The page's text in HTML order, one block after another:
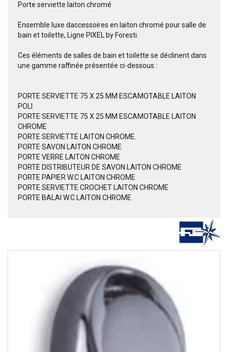
Porte serviette laiton chromé
Ensemble luxe daccessoires en laiton chromé pour salle de
bain et toilette, Ligne PIXEL by Foresti.
Ces éléments de salles de bain et toilette se déclinent dans
une gamme raffinée présentée ci-dessous :
PORTE SERVIETTE 75 X 25 MM ESCAMOTABLE LAITON
POLI
PORTE SERVIETTE 75 X 25 MM ESCAMOTABLE LAITON
CHROME
PORTE SERVIETTE LAITON CHROME.
PORTE SAVON LAITON CHROME
PORTE VERRE LAITON CHROME
PORTE DISTRIBUTEUR DE SAVON LAITON CHROME
PORTE PAPIER W.C LAITON CHROME
PORTE SERVIETTE CROCHET LAITON CHROME
PORTE BALAI W.C LAITON CHROME